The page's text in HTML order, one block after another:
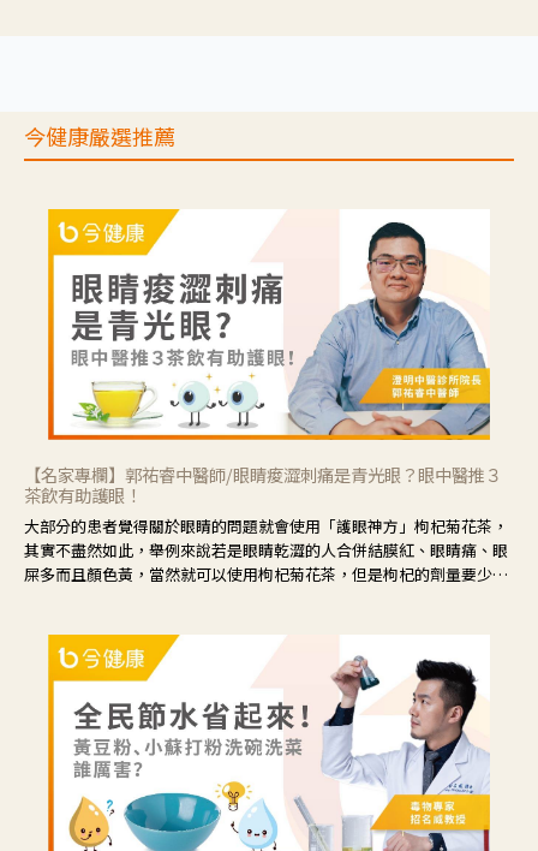
今健康嚴選推薦
【名家專欄】郭祐睿中醫師/眼睛痠澀刺痛是青光眼？眼中醫推３
茶飲有助護眼！
大部分的患者覺得關於眼睛的問題就會使用「護眼神方」枸杞菊花茶，
其實不盡然如此，舉例來說若是眼睛乾澀的人合併結膜紅、眼睛痛、眼
屎多而且顏色黃，當然就可以使用枸杞菊花茶，但是枸杞的劑量要少，
候就要使用菊花、金銀花來治療；假如單純的眼睛乾澀，結膜沒有紅，
眼睛周圍沒有眼屎，這種情況是屬於「陰虛」，就可以使用枸杞、蓮
藕、麥門冬、山藥等比較滋潤的藥材，效果就更顯著。